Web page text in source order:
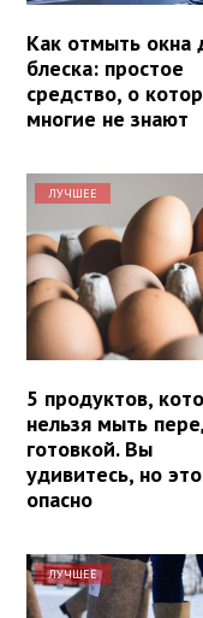
Как отмыть окна
блеска: простое
средство, о
многие не знают
ЛУЧШЕЕ
5 продуктов,
нельзя мыть
готовкой. Вы
удивитесь, но это
опасно
ЛУЧШЕЕ